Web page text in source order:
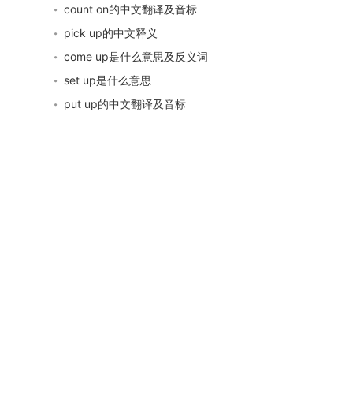
count on的中文翻译及音标
pick up的中文释义
come up是什么意思及反义词
set up是什么意思
put up的中文翻译及音标